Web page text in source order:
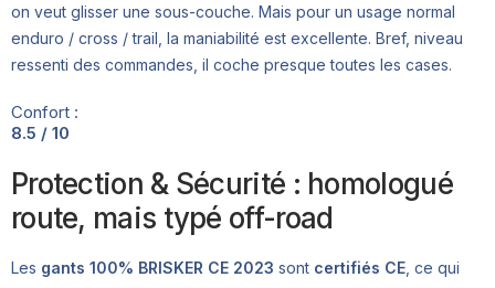
on veut glisser une sous-couche. Mais pour un usage normal
enduro / cross / trail, la maniabilité est excellente. Bref, niveau
ressenti des commandes, il coche presque toutes les cases.
Confort :
8.5 / 10
Protection & Sécurité : homologué
route, mais typé off-road
Les gants 100% BRISKER CE 2023 sont certifiés CE , ce qui